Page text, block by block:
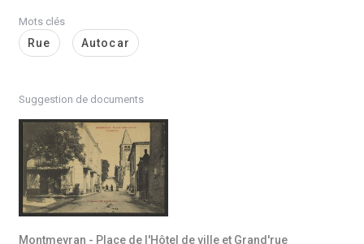
Mots clés
Rue Autocar
Suggestion de documents
Montmeyran - Place de l'Hôtel de ville et Grand'rue